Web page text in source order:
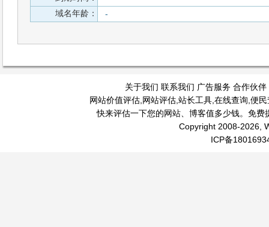
域名年龄：
-
关于我们 联系我们 广告服务 合作伙伴
网站价值评估, 网站评估, 站长工具, 在线查询 便民
快来评估一下您的网站、博客值多少钱。免
Copyright 2008-2026,
ICP备